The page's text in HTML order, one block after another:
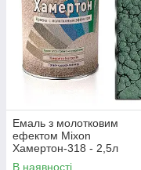
Емаль з молотковим
ефектом Mixon
Хамертон-318 - 2,5л
В наявності